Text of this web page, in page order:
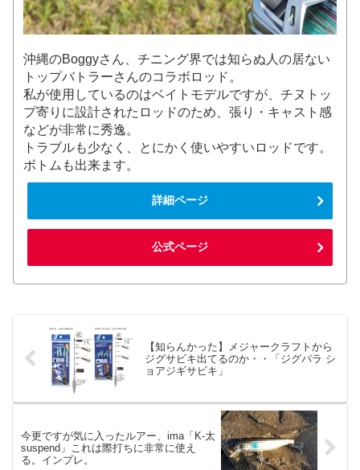
沖縄のBoggyさん、チニング界では知らぬ人の居ない
トップバトラーさんのコラボロッド。
私が使用しているのはベイトモデルですが、チヌトッ
プ寄りに設計されたロッドのため、張り・キャスト感
などが非常に秀逸。
トラブルも少なく、とにかく使いやすいロッドです。
ボトムも出来ます。
詳細ページ
公式ページ
【知らんかった】メジャークラフトから
ジグサビキ出てるのか・・「ジグパラ シ
ョアジギサビキ」
今更ですが気に入ったルアー、ima「K-太
suspend」これは際打ちに非常に使え
る。インプレ。